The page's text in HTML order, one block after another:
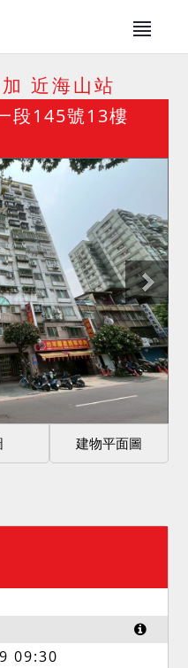
近海山站
段145號13樓
建物平面圖
09:30